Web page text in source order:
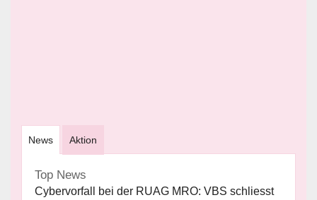
News Aktion
Top News
Cybervorfall bei der RUAG MRO: VBS schliesst